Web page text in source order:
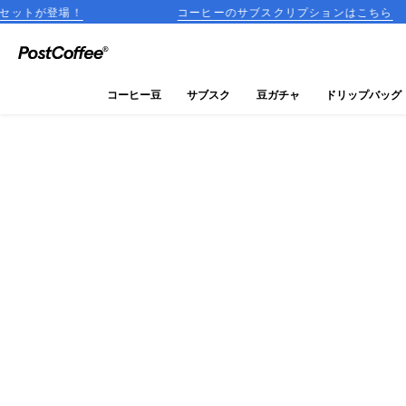
コーヒーのサブスクリプションはこちら
close
コーヒー豆 サブスク 豆ガチャ ドリップバッグ